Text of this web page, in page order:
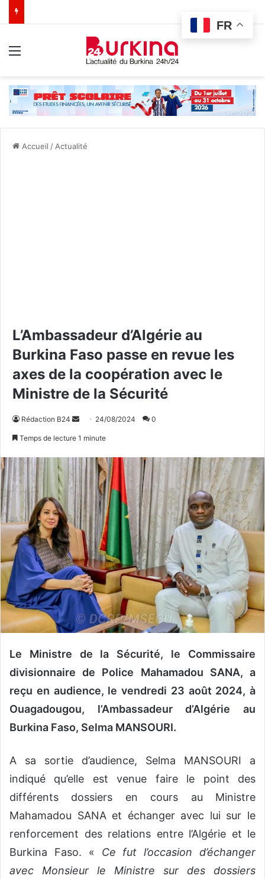
Accueil / Actualité
L’Ambassadeur d’Algérie au
Burkina Faso passe en revue les
axes de la coopération avec le
Ministre de la Sécurité
Rédaction B24
y
r
u
n
c
o
u
r
r
i
e
24/08/2024 0
Temps de lecture 1 minute
Le Ministre de la Sécurité, le Commissaire
divisionnaire de Police Mahamadou SANA, a
reçu en audience, le vendredi 23 août 2024, à
Ouagadougou, l’Ambassadeur d’Algérie au
Burkina Faso, Selma MANSOURI.
A sa sortie d’audience, Selma MANSOURI a
indiqué qu’elle est venue faire le point des
différents dossiers en cours au Ministre
Mahamadou SANA et échanger avec lui sur le
renforcement des relations entre l’Algérie et le
Burkina Faso. « Ce fut l’occasion d’échanger
avec Monsieur le Ministre sur des dossiers
FR